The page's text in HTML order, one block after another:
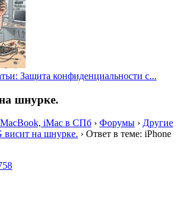
Защита конфиденциальности с...
шнурке.
iMac в СПб › Форумы › Другие
висит на шнурке. › Ответ в теме: iPhone